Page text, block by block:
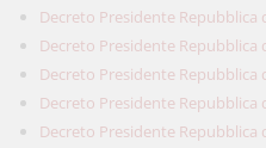
Decreto Presidente Repubblica
Decreto Presidente Repubblica
Decreto Presidente Repubblica
Decreto Presidente Repubblica
Decreto Presidente Repubblica